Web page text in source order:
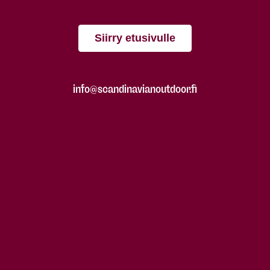
Siirry etusivulle
info@scandinavianoutdoor.fi